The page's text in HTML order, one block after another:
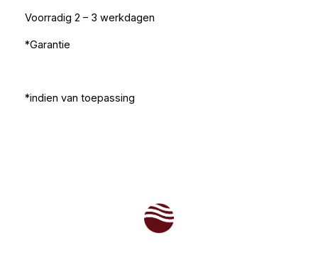
Voorradig 2 – 3 werkdagen
*Garantie
*indien van toepassing